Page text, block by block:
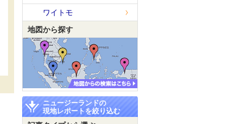
ワイトモ
地図から探す
ニュージーランドの
現地レポートを絞り込む